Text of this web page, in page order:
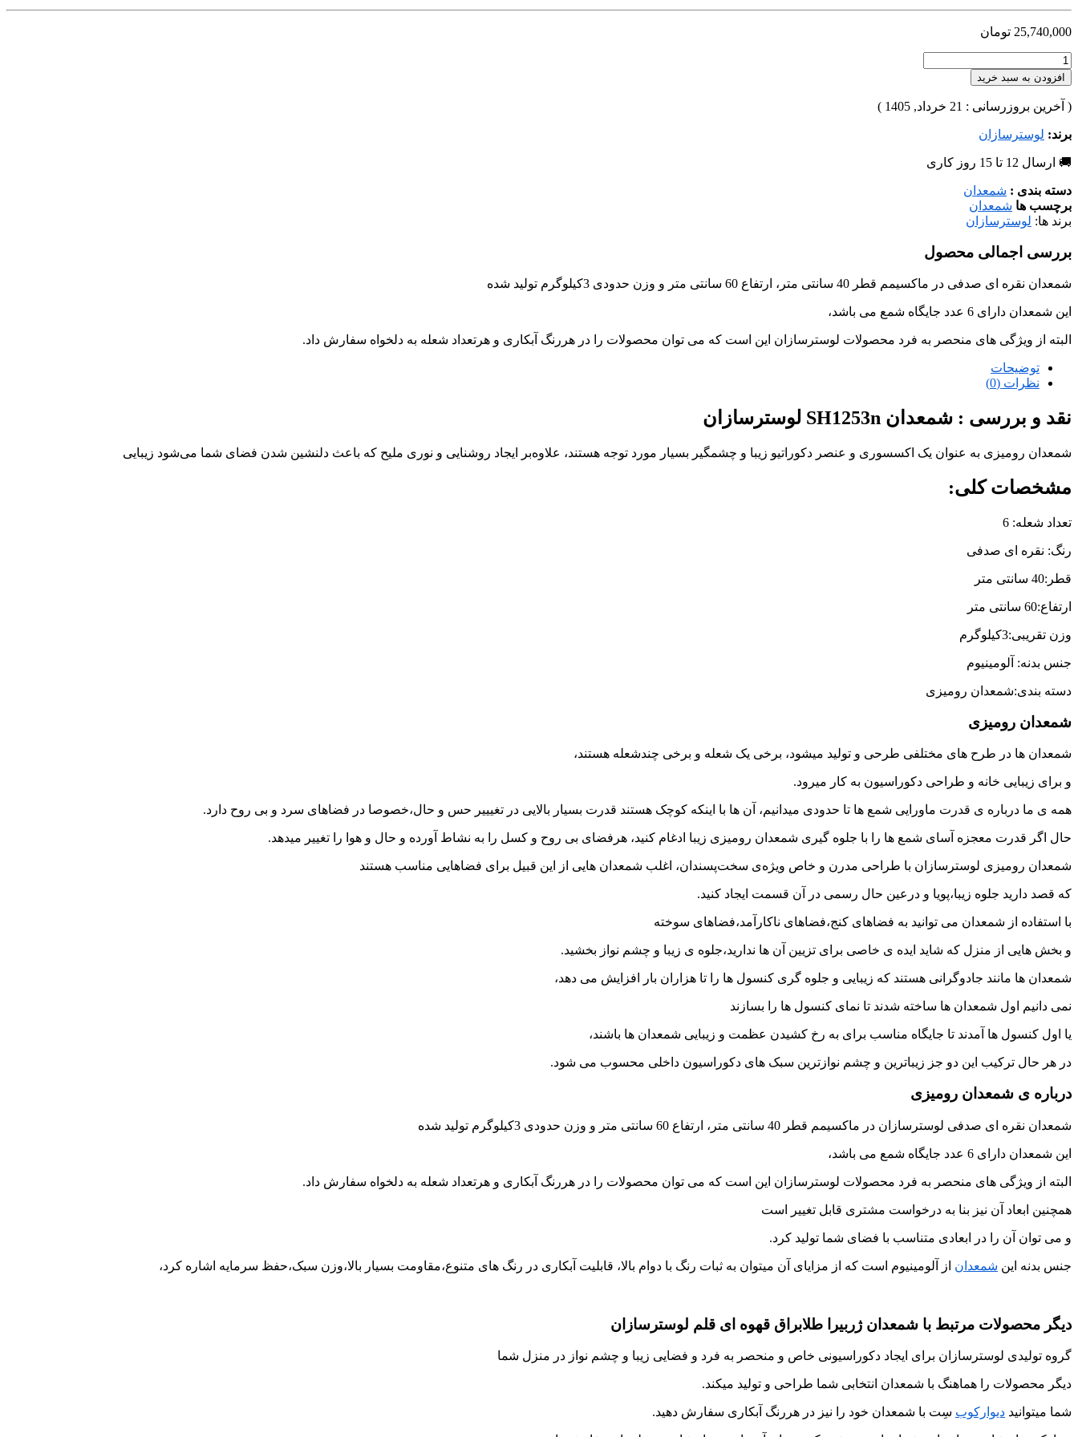
25,740,000 تومان
افزودن به سبد خرید
( آخرین بروزرسانی : 21 خرداد, 1405 )
برند: لوسترسازان
🚚 ارسال 12 تا 15 روز کاری
دسته بندی : شمعدان
برچسب ها شمعدان
برند ها: لوسترسازان
بررسی اجمالی محصول
شمعدان نقره ای صدفی در ماکسیمم قطر 40 سانتی متر، ارتفاع 60 سانتی متر و وزن حدودی 3کیلوگرم تولید شده
این شمعدان دارای 6 عدد جایگاه شمع می باشد،
البته از ویژگی های منحصر به فرد محصولات لوسترسازان این است که می توان محصولات را در هررنگ آبکاری و هرتعداد شعله به دلخواه سفارش داد.
توضیحات
نظرات (0)
نقد و بررسی : شمعدان SH1253n لوسترسازان
شمعدان‌ رومیزی به عنوان یک اکسسوری و عنصر دکوراتیو زیبا و چشمگیر بسیار مورد توجه هستند، علاوه‌بر ایجاد روشنایی و نوری ملیح که باعث دلنشین شدن فضای شما می‌شود زیبایی
مشخصات کلی:
تعداد شعله: 6
رنگ: نقره ای صدفی
قطر:40 سانتی متر
ارتفاع:60 سانتی متر
وزن تقریبی:3کیلوگرم
جنس بدنه: آلومینیوم
دسته بندی:شمعدان رومیزی
شمعدان رومیزی
شمعدان ها در طرح های مختلفی طرحی و تولید میشود، برخی یک شعله و برخی چندشعله هستند،
و برای زیبایی خانه و طراحی دکوراسیون به کار میرود.
همه ی ما درباره ی قدرت ماورایی شمع ها تا حدودی میدانیم، آن ها با اینکه کوچک هستند قدرت بسیار بالایی در تغیییر حس و حال،خصوصا در فضاهای سرد و بی روح دارد.
حال اگر قدرت معجزه آسای شمع ها را با جلوه گیری شمعدان رومیزی زیبا ادغام کنید، هرفضای بی روح و کسل را به نشاط آورده و حال و هوا را تغییر میدهد.
شمعدان رومیزی لوسترسازان با طراحی مدرن و خاص ویژه‌ی سخت‌پسندان، اغلب شمعدان هایی از این قبیل برای فضاهایی مناسب هستند
که قصد دارید جلوه زیبا،پویا و درعین حال رسمی در آن قسمت ایجاد کنید.
با استفاده از شمعدان می توانید به فضاهای کنج،فضاهای ناکارآمد،فضاهای سوخته
و بخش هایی از منزل که شاید ایده ی خاصی برای تزیین آن ها ندارید،جلوه ی زیبا و چشم نواز بخشید.
شمعدان ها مانند جادوگرانی هستند که زیبایی و جلوه گری کنسول ها را تا هزاران بار افزایش می دهد،
نمی دانیم اول شمعدان ها ساخته شدند تا نمای کنسول ها را بسازند
یا اول کنسول ها آمدند تا جایگاه مناسب برای به رخ کشیدن عظمت و زیبایی شمعدان ها باشند،
در هر حال ترکیب این دو جز زیباترین و چشم نوازترین سبک های دکوراسیون داخلی محسوب می شود.
درباره ی شمعدان رومیزی
شمعدان نقره ای صدفی لوسترسازان در ماکسیمم قطر 40 سانتی متر، ارتفاع 60 سانتی متر و وزن حدودی 3کیلوگرم تولید شده
این شمعدان دارای 6 عدد جایگاه شمع می باشد،
البته از ویژگی های منحصر به فرد محصولات لوسترسازان این است که می توان محصولات را در هررنگ آبکاری و هرتعداد شعله به دلخواه سفارش داد.
همچنین ابعاد آن نیز بنا به درخواست مشتری قابل تغییر است
و می توان آن را در ابعادی متناسب با فضای شما تولید کرد.
جنس بدنه این شمعدان از آلومینیوم است که از مزایای آن میتوان به ثبات رنگ با دوام بالا، قابلیت آبکاری در رنگ های متنوع،مقاومت بسیار بالا،وزن سبک،حفظ سرمایه اشاره کرد،
دیگر محصولات مرتبط با شمعدان ژربیرا طلابراق قهوه ای قلم لوسترسازان
گروه تولیدی لوسترسازان برای ایجاد دکوراسیونی خاص و منحصر به فرد و فضایی زیبا و چشم نواز در منزل شما
دیگر محصولات را هماهنگ با شمعدان انتخابی شما طراحی و تولید میکند.
شما میتوانید دیوارکوب سِت با شمعدان خود را نیز در هررنگ آبکاری سفارش دهید.